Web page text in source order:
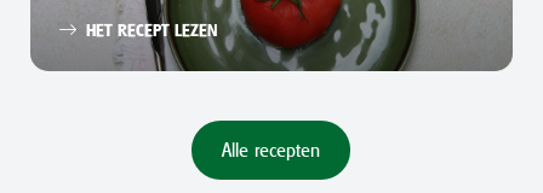
HET RECEPT LEZEN
Alle recepten